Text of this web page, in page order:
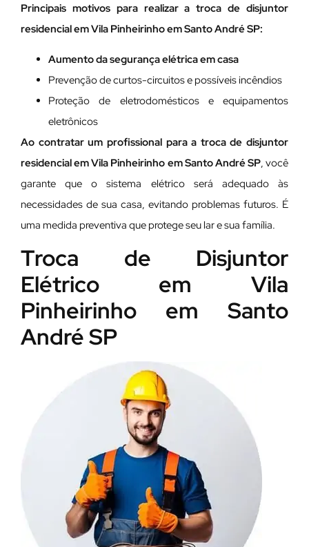
Principais motivos para realizar a troca de disjuntor
residencial em Vila Pinheirinho em Santo André SP:
Aumento da segurança elétrica em casa
Prevenção de curtos-circuitos e possíveis incêndios
Proteção de eletrodomésticos e equipamentos
eletrônicos
Ao contratar um profissional para a troca de disjuntor
residencial em Vila Pinheirinho em Santo André SP, você
garante que o sistema elétrico será adequado às
necessidades de sua casa, evitando problemas futuros. É
uma medida preventiva que protege seu lar e sua família.
Troca de Disjuntor
Elétrico em Vila
Pinheirinho em Santo
André SP